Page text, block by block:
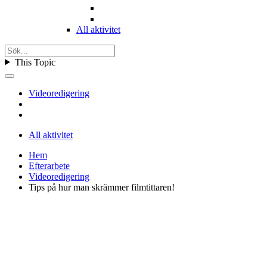
All aktivitet
This Topic
Videoredigering
All aktivitet
Hem
Efterarbete
Videoredigering
Tips på hur man skrämmer filmtittaren!